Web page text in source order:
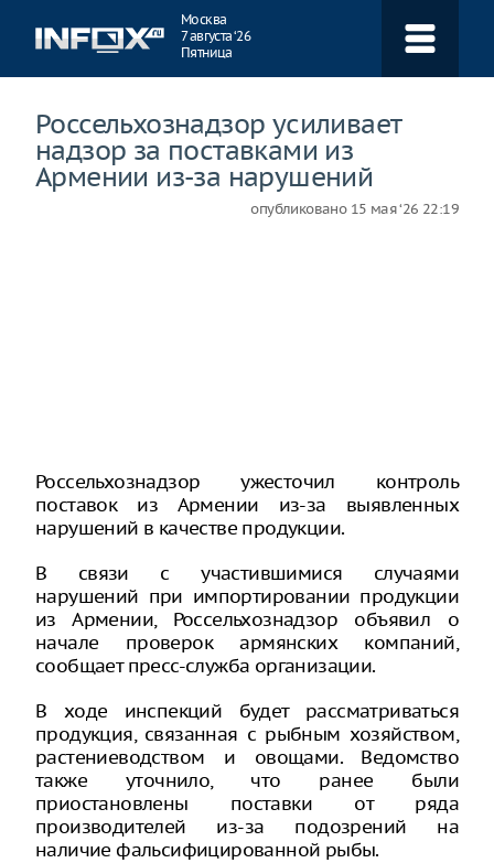
Москва
7 августа ‘26
Пятница
Россельхознадзор усиливает
надзор за поставками из
Армении из-за нарушений
опубликовано 15 мая ‘26 22:19
Россельхознадзор ужесточил контроль
поставок из Армении из-за выявленных
нарушений в качестве продукции.
В связи с участившимися случаями
нарушений при импортировании продукции
из Армении, Россельхознадзор объявил о
начале проверок армянских компаний,
сообщает пресс-служба организации.
В ходе инспекций будет рассматриваться
продукция, связанная с рыбным хозяйством,
растениеводством и овощами. Ведомство
также уточнило, что ранее были
приостановлены поставки от ряда
производителей из-за подозрений на
наличие фальсифицированной рыбы.